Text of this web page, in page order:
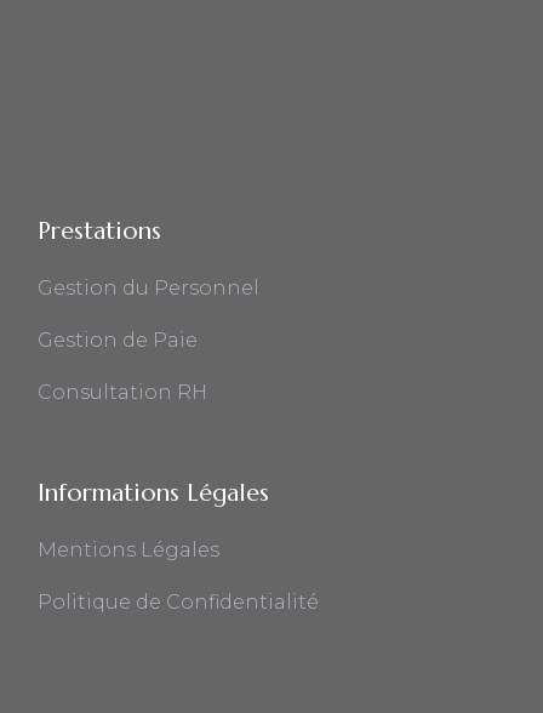
Prestations
Gestion du Personnel
Gestion de Paie
Consultation RH
Informations Légales
Mentions Légales
Politique de Confidentialité